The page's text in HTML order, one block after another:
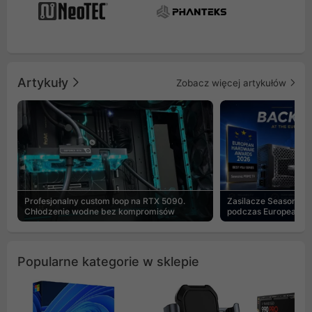
Artykuły Zobacz więcej artykułów
Profesjonalny custom loop na RTX 5090.
Chłodzenie wodne bez kompromisów
Zasilacze Seasonic
podczas European
Popularne kategorie w sklepie